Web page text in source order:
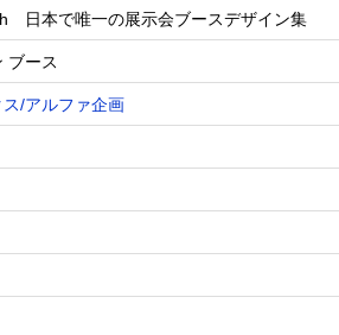
日本で唯一の展示会ブースデザイ
ブース
/アルファ企画